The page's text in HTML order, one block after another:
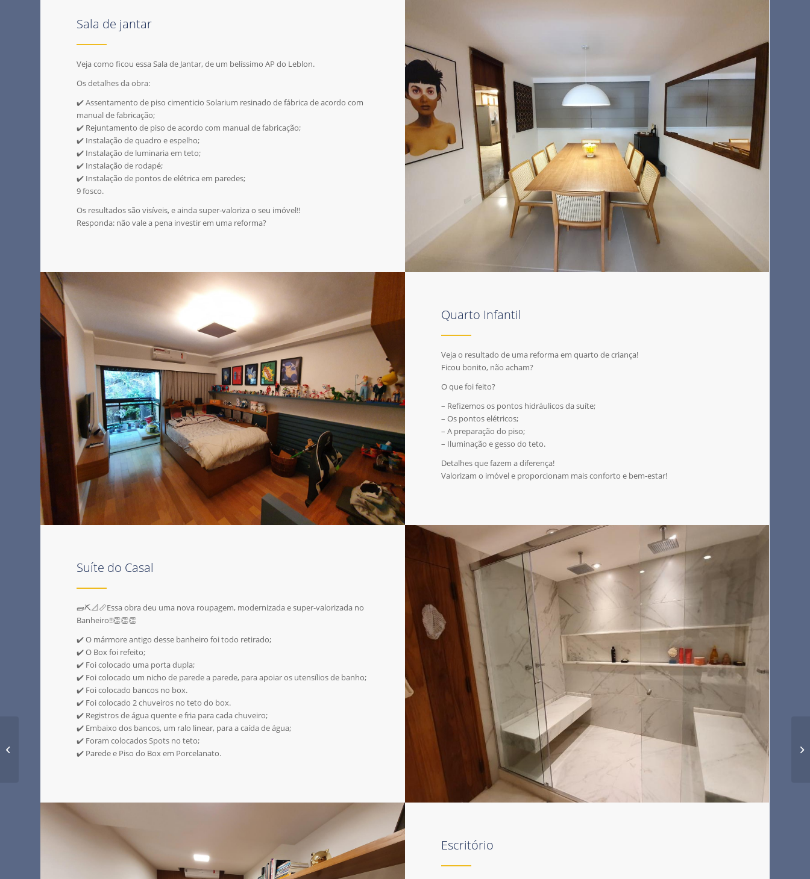
Sala de jantar
Veja como ficou essa Sala de Jantar, de um belíssimo AP do Leblon.
Os detalhes da obra:
✔️ Assentamento de piso cimenticio Solarium resinado de fábrica de acordo com
manual de fabricação;
✔️ Rejuntamento de piso de acordo com manual de fabricação;
✔️ Instalação de quadro e espelho;
✔️ Instalação de luminaria em teto;
✔️ Instalação de rodapé;
✔️ Instalação de pontos de elétrica em paredes;
9 fosco.
Os resultados são visíveis, e ainda super-valoriza o seu imóvel!!
Responda: não vale a pena investir em uma reforma?
Quarto Infantil
Veja o resultado de uma reforma em quarto de criança!
Ficou bonito, não acham?
O que foi feito?
– Refizemos os pontos hidráulicos da suíte;
– Os pontos elétricos;
– A preparação do piso;
– Iluminação e gesso do teto.
Detalhes que fazem a diferença!
Valorizam o imóvel e proporcionam mais conforto e bem-estar!
Suíte do Casal
🧱⛏️📐📏Essa obra deu uma nova roupagem, modernizada e super-valorizada no
Banheiro!!👏👏👏
✔️ O mármore antigo desse banheiro foi todo retirado;
✔️ O Box foi refeito;
✔️ Foi colocado uma porta dupla;
✔️ Foi colocado um nicho de parede a parede, para apoiar os utensílios de banho;
✔️ Foi colocado bancos no box.
✔️ Foi colocado 2 chuveiros no teto do box.
✔️ Registros de água quente e fria para cada chuveiro;
✔️ Embaixo dos bancos, um ralo linear, para a caída de água;
✔️ Foram colocados Spots no teto;
✔️ Parede e Piso do Box em Porcelanato.
Escritório
Construção piscina
elevada Cabo Frio